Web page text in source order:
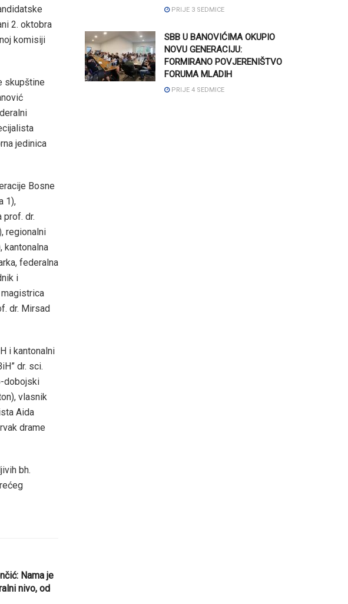
2. oktobra
komisiji
skupštine
jedinica
Bosne
1),
prof. dr.
regionalni
kantonalna
federalna
i
magistrica
dr. Mirsad
i kantonalni
dr. sci.
dobojski
vlasnik
Aida
drame
bh.
Nama je
nivo, od
PRIJE 3 SEDMICE
SBB U BANOVIĆIMA OKUPIO
NOVU GENERACIJU:
FORMIRANO POVJERENIŠTVO
FORUMA MLADIH
PRIJE 4 SEDMICE